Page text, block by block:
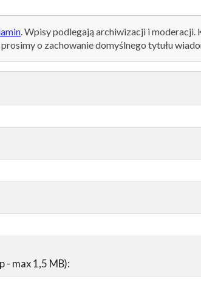
. Wpisy podlegają archiwizacji i moderacji.
o zachowanie domyślnego tytułu
- max 1,5 MB):